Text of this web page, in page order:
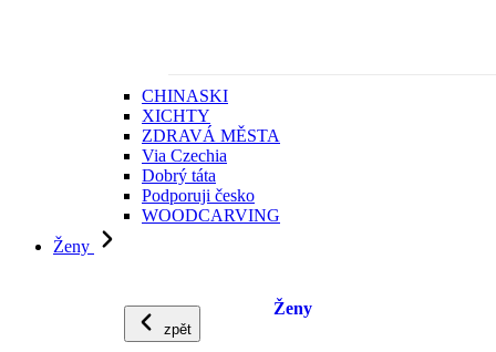
CHINASKI
XICHTY
ZDRAVÁ MĚSTA
Via Czechia
Dobrý táta
Podporuji česko
WOODCARVING
Ženy
zpět
Ženy